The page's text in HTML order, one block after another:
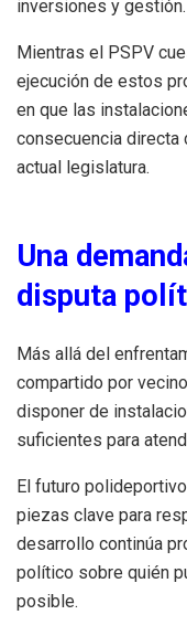
inversiones y gestión.
Mientras el PSPV
ejecución de estos
en que las
consecuencia directa
actual legislatura.
Una
disputa
Más allá del
compartido por
disponer de
suficientes para
El futuro
piezas clave para
desarrollo continúa
político sobre quién
posible.